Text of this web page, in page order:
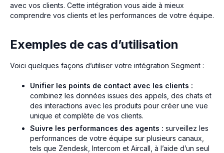
avec vos clients. Cette intégration vous aide à mieux
comprendre vos clients et les performances de votre équipe.
Exemples de cas d’utilisation
Voici quelques façons d’utiliser votre intégration Segment :
Unifier les points de contact avec les clients :
combinez les données issues des appels, des chats et
des interactions avec les produits pour créer une vue
unique et complète de vos clients.
Suivre les performances des agents : surveillez les
performances de votre équipe sur plusieurs canaux,
tels que Zendesk, Intercom et Aircall, à l’aide d’un seul